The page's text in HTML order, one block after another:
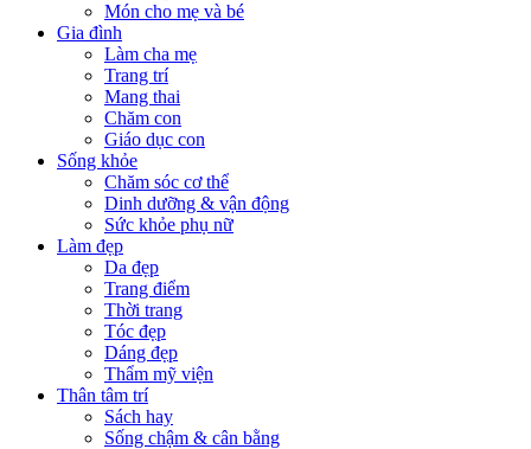
Món cho mẹ và bé
Gia đình
Làm cha mẹ
Trang trí
Mang thai
Chăm con
Giáo dục con
Sống khỏe
Chăm sóc cơ thể
Dinh dưỡng & vận động
Sức khỏe phụ nữ
Làm đẹp
Da đẹp
Trang điểm
Thời trang
Tóc đẹp
Dáng đẹp
Thẩm mỹ viện
Thân tâm trí
Sách hay
Sống chậm & cân bằng